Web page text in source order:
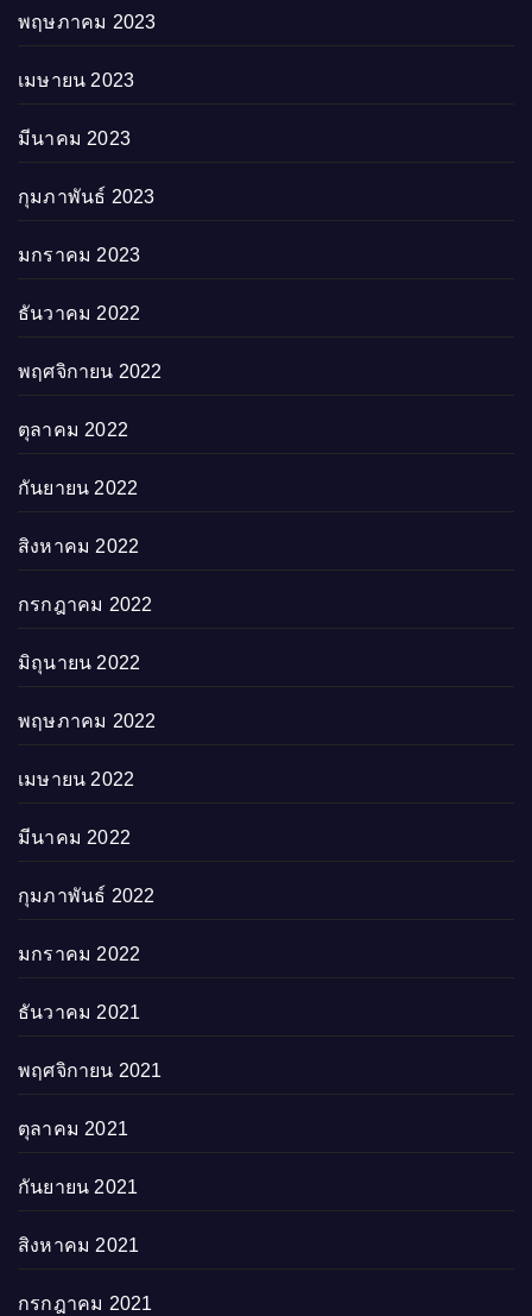
พฤษภาคม 2023
เมษายน 2023
มีนาคม 2023
กุมภาพันธ์ 2023
มกราคม 2023
ธันวาคม 2022
พฤศจิกายน 2022
ตุลาคม 2022
กันยายน 2022
สิงหาคม 2022
กรกฎาคม 2022
มิถุนายน 2022
พฤษภาคม 2022
เมษายน 2022
มีนาคม 2022
กุมภาพันธ์ 2022
มกราคม 2022
ธันวาคม 2021
พฤศจิกายน 2021
ตุลาคม 2021
กันยายน 2021
สิงหาคม 2021
กรกฎาคม 2021